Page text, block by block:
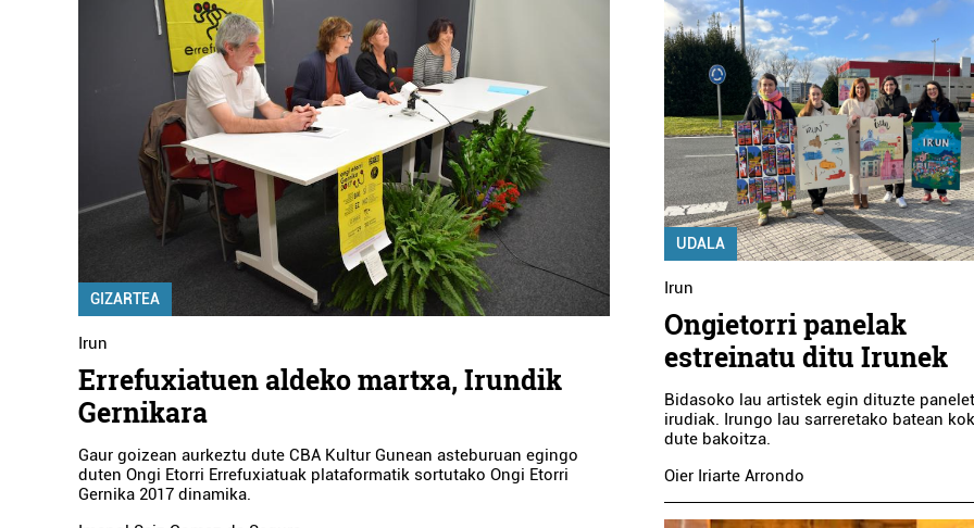
GIZARTEA
Irun
Errefuxiatuen aldeko martxa, Irundik
Gernikara
Gaur goizean aurkeztu dute CBA Kultur Gunean asteburuan egingo
duten Ongi Etorri Errefuxiatuak plataformatik sortutako Ongi Etorri
Gernika 2017 dinamika.
UDALA
Irun
Ongietorri panelak
estreinatu ditu Irunek
Bidasoko lau artistek egin dituzte
irudiak. Irungo lau sarreretako batean
dute bakoitza.
Oier Iriarte Arrondo